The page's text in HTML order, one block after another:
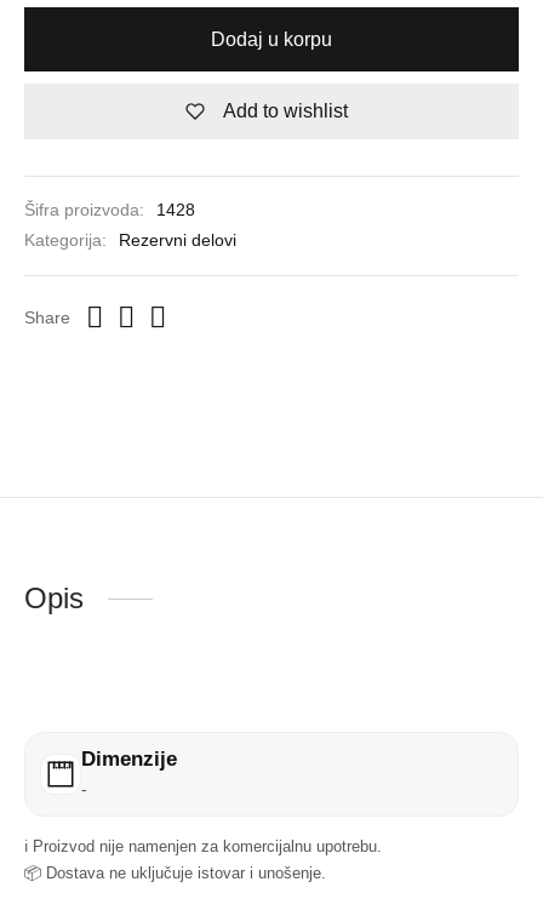
Dodaj u korpu
Add to wishlist
Šifra proizvoda:
1428
Kategorija:
Rezervni delovi
Share
Opis
Dimenzije
-
ℹ️ Proizvod nije namenjen za komercijalnu upotrebu.
📦 Dostava ne uključuje istovar i unošenje.